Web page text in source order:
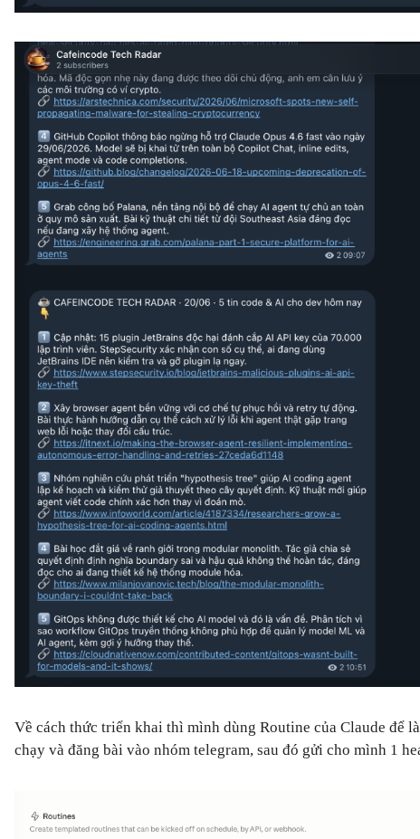
Về cách thức triển khai thì mình dùng Routine của Claude để
chạy và đăng bài vào nhóm telegram, sau đó gửi cho mình 1